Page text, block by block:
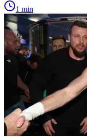
1 min